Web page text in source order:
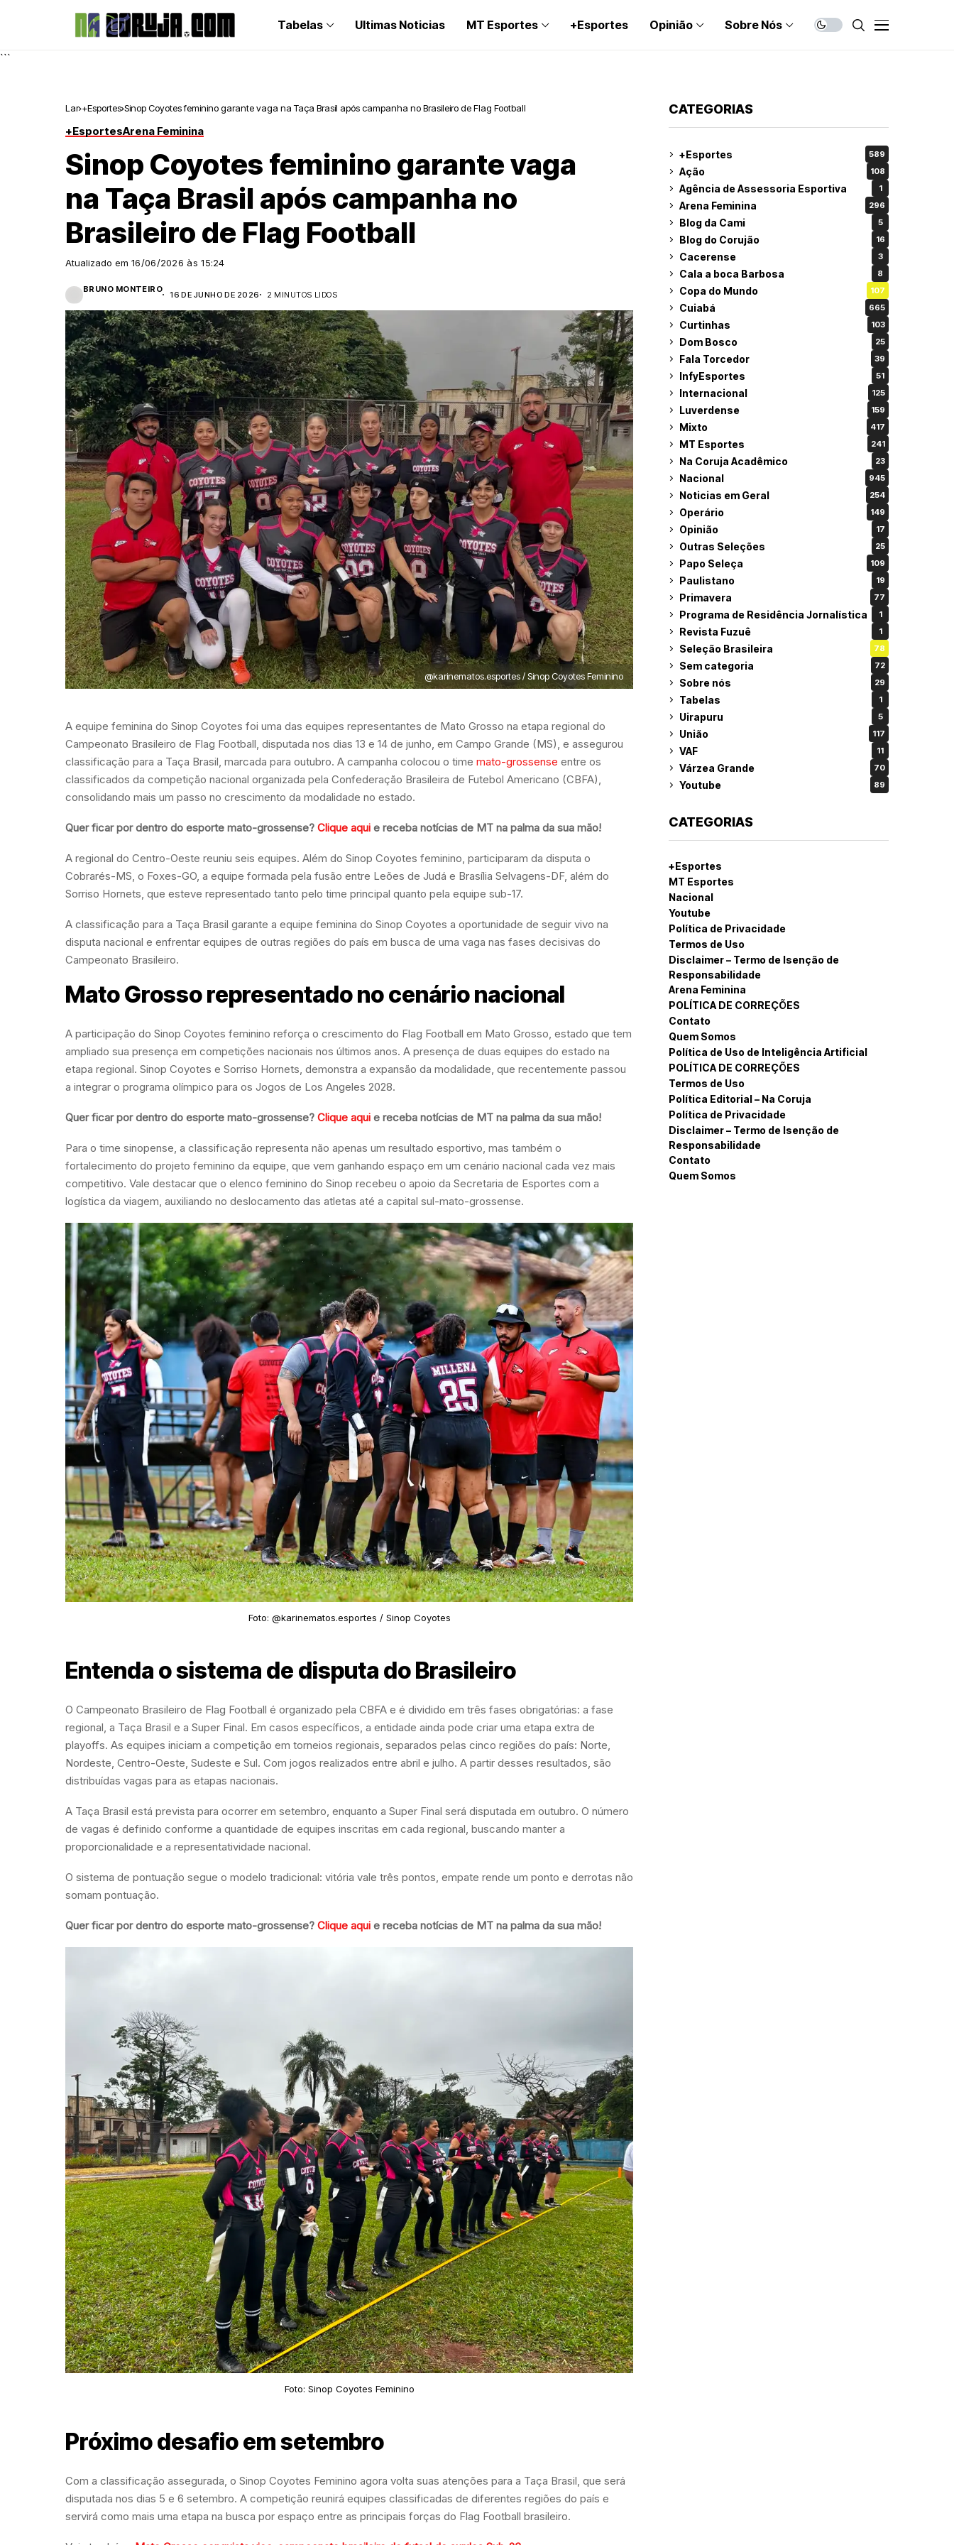
Tabelas Ultimas Noticias MT Esportes +Esportes Opinião Sobre Nós
```
Lar +Esportes Sinop Coyotes feminino garante vaga na Taça Brasil após campanha no Brasileiro de Flag Football
+EsportesArena Feminina
Sinop Coyotes feminino garante vaga
na Taça Brasil após campanha no
Brasileiro de Flag Football
Atualizado em 16/06/2026 às 15:24
BRUNO MONTEIRO
16 DE JUNHO DE 2026 2 MINUTOS LIDOS
@karinematos.esportes / Sinop Coyotes Feminino
A equipe feminina do Sinop Coyotes foi uma das equipes representantes de Mato Grosso na etapa regional do
Campeonato Brasileiro de Flag Football, disputada nos dias 13 e 14 de junho, em Campo Grande (MS), e assegurou
classificação para a Taça Brasil, marcada para outubro. A campanha colocou o time mato-grossense entre os
classificados da competição nacional organizada pela Confederação Brasileira de Futebol Americano (CBFA),
consolidando mais um passo no crescimento da modalidade no estado.
Quer ficar por dentro do esporte mato-grossense? Clique aqui e receba notícias de MT na palma da sua mão!
A regional do Centro-Oeste reuniu seis equipes. Além do Sinop Coyotes feminino, participaram da disputa o
Cobrarés-MS, o Foxes-GO, a equipe formada pela fusão entre Leões de Judá e Brasília Selvagens-DF, além do
Sorriso Hornets, que esteve representado tanto pelo time principal quanto pela equipe sub-17.
A classificação para a Taça Brasil garante a equipe feminina do Sinop Coyotes a oportunidade de seguir vivo na
disputa nacional e enfrentar equipes de outras regiões do país em busca de uma vaga nas fases decisivas do
Campeonato Brasileiro.
Mato Grosso representado no cenário nacional
A participação do Sinop Coyotes feminino reforça o crescimento do Flag Football em Mato Grosso, estado que tem
ampliado sua presença em competições nacionais nos últimos anos. A presença de duas equipes do estado na
etapa regional. Sinop Coyotes e Sorriso Hornets, demonstra a expansão da modalidade, que recentemente passou
a integrar o programa olímpico para os Jogos de Los Angeles 2028.
Quer ficar por dentro do esporte mato-grossense? Clique aqui e receba notícias de MT na palma da sua mão!
Para o time sinopense, a classificação representa não apenas um resultado esportivo, mas também o
fortalecimento do projeto feminino da equipe, que vem ganhando espaço em um cenário nacional cada vez mais
competitivo. Vale destacar que o elenco feminino do Sinop recebeu o apoio da Secretaria de Esportes com a
logística da viagem, auxiliando no deslocamento das atletas até a capital sul-mato-grossense.
Foto: @karinematos.esportes / Sinop Coyotes
Entenda o sistema de disputa do Brasileiro
O Campeonato Brasileiro de Flag Football é organizado pela CBFA e é dividido em três fases obrigatórias: a fase
regional, a Taça Brasil e a Super Final. Em casos específicos, a entidade ainda pode criar uma etapa extra de
playoffs. As equipes iniciam a competição em torneios regionais, separados pelas cinco regiões do país: Norte,
Nordeste, Centro-Oeste, Sudeste e Sul. Com jogos realizados entre abril e julho. A partir desses resultados, são
distribuídas vagas para as etapas nacionais.
A Taça Brasil está prevista para ocorrer em setembro, enquanto a Super Final será disputada em outubro. O número
de vagas é definido conforme a quantidade de equipes inscritas em cada regional, buscando manter a
proporcionalidade e a representatividade nacional.
O sistema de pontuação segue o modelo tradicional: vitória vale três pontos, empate rende um ponto e derrotas não
somam pontuação.
Quer ficar por dentro do esporte mato-grossense? Clique aqui e receba notícias de MT na palma da sua mão!
Foto: Sinop Coyotes Feminino
Próximo desafio em setembro
Com a classificação assegurada, o Sinop Coyotes Feminino agora volta suas atenções para a Taça Brasil, que será
disputada nos dias 5 e 6 setembro. A competição reunirá equipes classificadas de diferentes regiões do país e
servirá como mais uma etapa na busca por espaço entre as principais forças do Flag Football brasileiro.
CATEGORIAS
+Esportes 589
Ação 108
Agência de Assessoria Esportiva 1
Arena Feminina 296
Blog da Cami 5
Blog do Corujão 16
Cacerense 3
Cala a boca Barbosa 8
Copa do Mundo 107
Cuiabá 665
Curtinhas 103
Dom Bosco 25
Fala Torcedor 39
InfyEsportes 51
Internacional 125
Luverdense 159
Mixto 417
MT Esportes 241
Na Coruja Acadêmico 23
Nacional 945
Noticias em Geral 254
Operário 149
Opinião 17
Outras Seleções 25
Papo Seleça 109
Paulistano 19
Primavera 77
Programa de Residência Jornalística 1
Revista Fuzuê 1
Seleção Brasileira 78
Sem categoria 72
Sobre nós 29
Tabelas 1
Uirapuru 5
União 117
VAF 11
Várzea Grande 70
Youtube 89
CATEGORIAS
+Esportes
MT Esportes
Nacional
Youtube
Política de Privacidade
Termos de Uso
Disclaimer – Termo de Isenção de
Responsabilidade
Arena Feminina
POLÍTICA DE CORREÇÕES
Contato
Quem Somos
Política de Uso de Inteligência Artificial
POLÍTICA DE CORREÇÕES
Termos de Uso
Política Editorial – Na Coruja
Política de Privacidade
Disclaimer – Termo de Isenção de
Responsabilidade
Contato
Quem Somos